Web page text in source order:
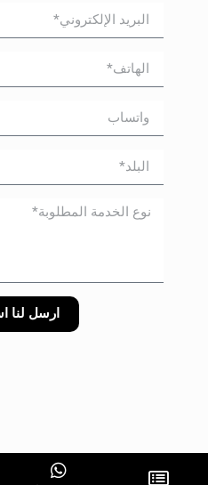
ارسل لنا